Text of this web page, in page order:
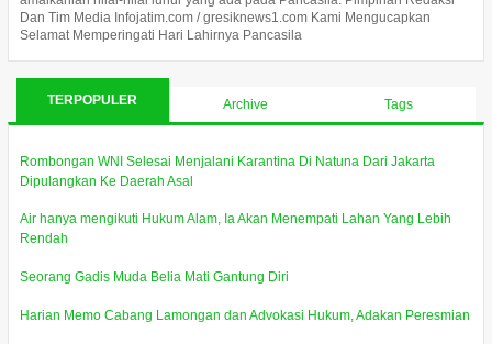
Dan Tim Media Infojatim.com / gresiknews1.com Kami Mengucapkan
Selamat Memperingati Hari Lahirnya Pancasila
TERPOPULER Archive Tags
Rombongan WNI Selesai Menjalani Karantina Di Natuna Dari Jakarta
Dipulangkan Ke Daerah Asal
Air hanya mengikuti Hukum Alam, Ia Akan Menempati Lahan Yang Lebih
Rendah
Seorang Gadis Muda Belia Mati Gantung Diri
Harian Memo Cabang Lamongan dan Advokasi Hukum, Adakan Peresmian